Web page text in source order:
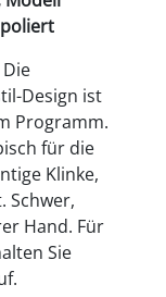
Design ist
Programm.
für die
Klinke,
Schwer,
Hand. Für
Sie